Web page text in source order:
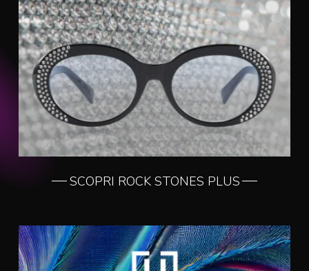
SCOPRI ROCK STONES PLUS